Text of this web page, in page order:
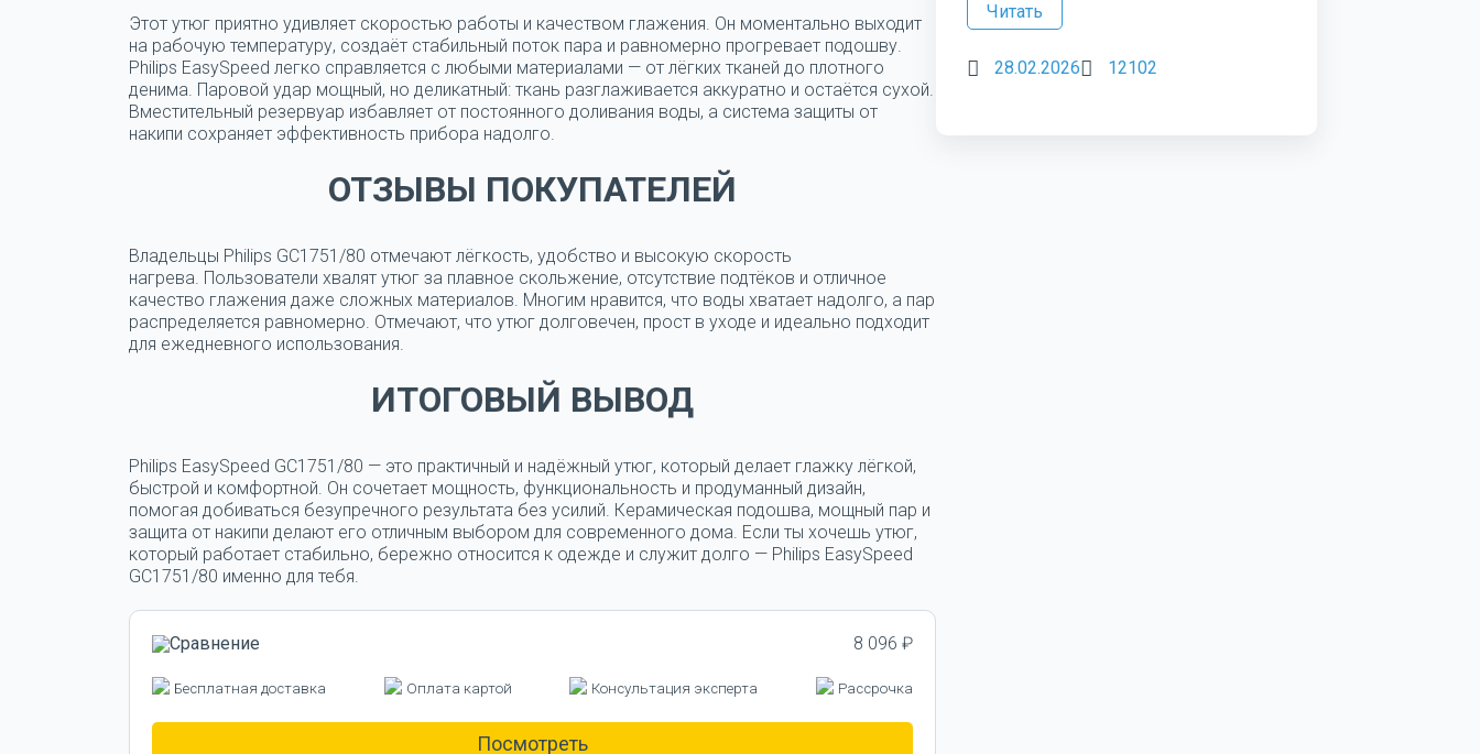
Этот утюг приятно удивляет скоростью работы и качеством глажения. Он моментально выходит
на рабочую температуру, создаёт стабильный поток пара и равномерно прогревает подошву.
Philips EasySpeed легко справляется с любыми материалами — от лёгких тканей до плотного
денима. Паровой удар мощный, но деликатный: ткань разглаживается аккуратно и остаётся сухой.
Вместительный резервуар избавляет от постоянного доливания воды, а система защиты от
накипи сохраняет эффективность прибора надолго.
ОТЗЫВЫ ПОКУПАТЕЛЕЙ
Владельцы Philips GC1751/80 отмечают лёгкость, удобство и высокую скорость
нагрева. Пользователи хвалят утюг за плавное скольжение, отсутствие подтёков и отличное
качество глажения даже сложных материалов. Многим нравится, что воды хватает надолго, а пар
распределяется равномерно. Отмечают, что утюг долговечен, прост в уходе и идеально подходит
для ежедневного использования.
ИТОГОВЫЙ ВЫВОД
Philips EasySpeed GC1751/80 — это практичный и надёжный утюг, который делает глажку лёгкой,
быстрой и комфортной. Он сочетает мощность, функциональность и продуманный дизайн,
помогая добиваться безупречного результата без усилий. Керамическая подошва, мощный пар и
защита от накипи делают его отличным выбором для современного дома. Если ты хочешь утюг,
который работает стабильно, бережно относится к одежде и служит долго — Philips EasySpeed
GC1751/80 именно для тебя.
8 096 ₽
Бесплатная доставка Оплата картой Консультация эксперта Рассрочка
Посмотреть
Читать
28.02.2026 12102